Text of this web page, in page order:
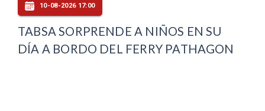
10-08-2026 17:00
TABSA SORPRENDE A NIÑOS EN SU
DÍA A BORDO DEL FERRY PATHAGON